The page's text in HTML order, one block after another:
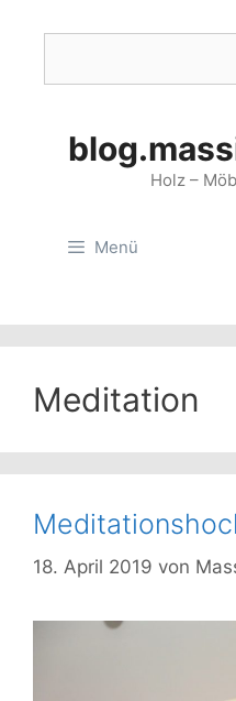
Inhalt
Holz –
Menü
Meditation
18. April 2019 von